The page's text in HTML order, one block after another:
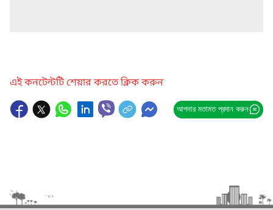
এই কনটেন্টটি শেয়ার করতে ক্লিক করুন
আপনার মতামত প্রদান করুন